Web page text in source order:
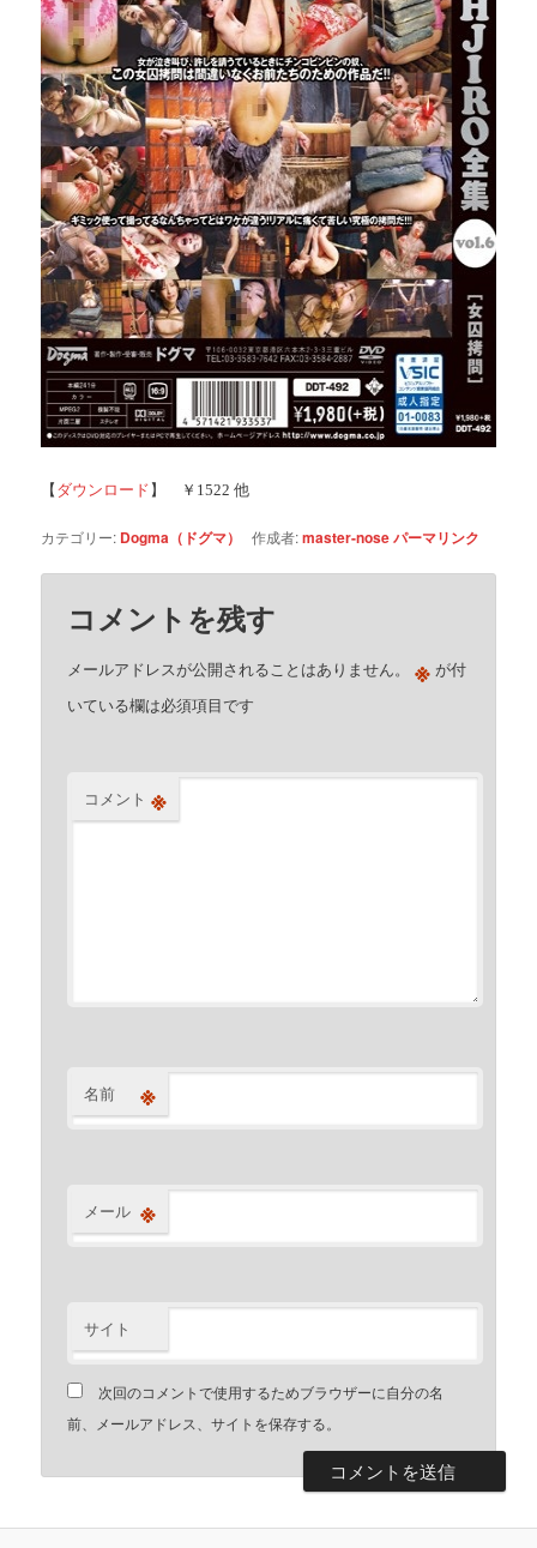
【 ダウンロード 】 ￥1522 他
カテゴリー: Dogma（ドグマ） 作成者:master-noseパーマリンク
コメントを残す
メールアドレスが公開されることはありません。 ※ が付
いている欄は必須項目です
コメント ※
名前 ※
メール ※
サイト
次回のコメントで使用するためブラウザーに自分の名
前、メールアドレス、サイトを保存する。